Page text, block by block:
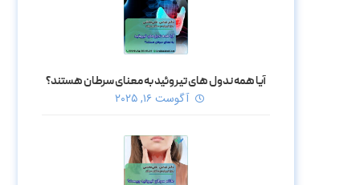
آیا همه ندول‌ های تیروئید به معنای سرطان هستند؟
آگوست ۱۶, ۲۰۲۵